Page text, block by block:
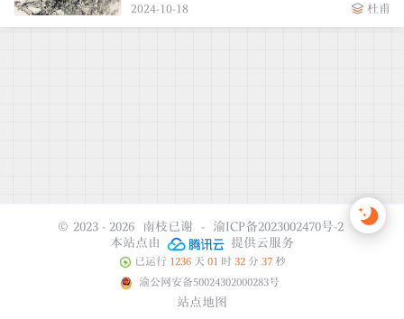
2024-10-18 杜甫
© 2023 - 2026 南枝已谢 - 渝ICP备2023002470号-2
本站点由
提供云服务
已运行 1236天 01 时32分 37秒
渝公网安备50024302000283号
站点地图